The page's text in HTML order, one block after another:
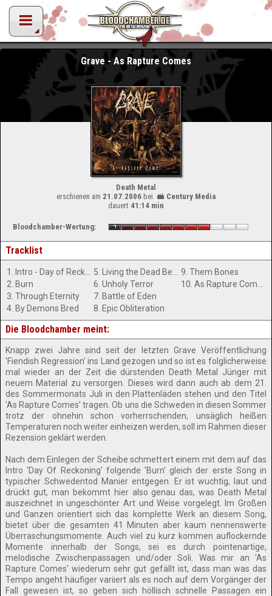
Grave - As Rapture Comes
Death Metal
erschienen am 21.07.2006 bei
Century Media
dauert 41:14 min
Bloodchamber-Wertung:
Tracklist
2. Burn
3. Through Eternity
4. By Demons Bred
6. Unholy Terror
7. Battle of Eden
8. Epic Obliteration
9. Them Bones
Die Bloodchamber meint:
Knapp zwei Jahre sind seit der letzten Grave Veröffentlichung
'Fiendish Regression' ins Land gezogen und so ist es folglicherweise
mal wieder an der Zeit die dürstenden Death Metal Jünger mit
neuem Material zu versorgen. Dieses wird dann auch ab dem 21.
des Sommermonats Juli in den Plattenläden stehen und den Titel
'As Rapture Comes' tragen. Ob uns die Schweden in diesen Sommer
trotz der ohnehin schon vorherrschenden, unsäglich heißen
Temperaturen noch weiter einheizen werden, soll im Rahmen dieser
Rezension geklärt werden.
Nach dem Einlegen der Scheibe schmettert einem mit dem auf das
Intro 'Day Of Reckoning' folgende 'Burn' gleich der erste Song in
typischer Schwedentod Manier entgegen. Er ist wuchtig, laut und
drückt gut, man bekommt hier also genau das, was Death Metal
auszeichnet in ungeschönter Art und Weise vorgelegt. Im Großen
und Ganzen orientiert sich das komplette Werk an diesem Song,
bietet über die gesamten 41 Minuten aber kaum nennenswerte
Überraschungsmomente. Auch viel zu kurz kommen auflockernde
Momente innerhalb der Songs, sei es durch pointenartige,
melodische Zwischenpassagen und/oder Soli. Was mir an 'As
Rapture Comes' wiederum sehr gut gefällt ist, dass man was das
Tempo angeht häufiger variiert als es noch auf dem Vorgänger der
Fall gewesen ist, so geben sich höllisch schnelle Passagen ein